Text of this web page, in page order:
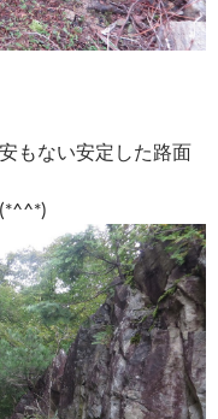
もない安定した路面